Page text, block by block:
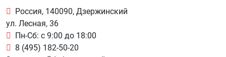
Россия, 140090, Дзержинский
ул. Лесная, 36
Пн-Сб: с 9:00 до 18:00
8 (495) 182-50-20